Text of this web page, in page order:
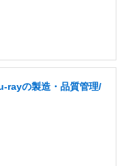
rayの製造・品質管理/